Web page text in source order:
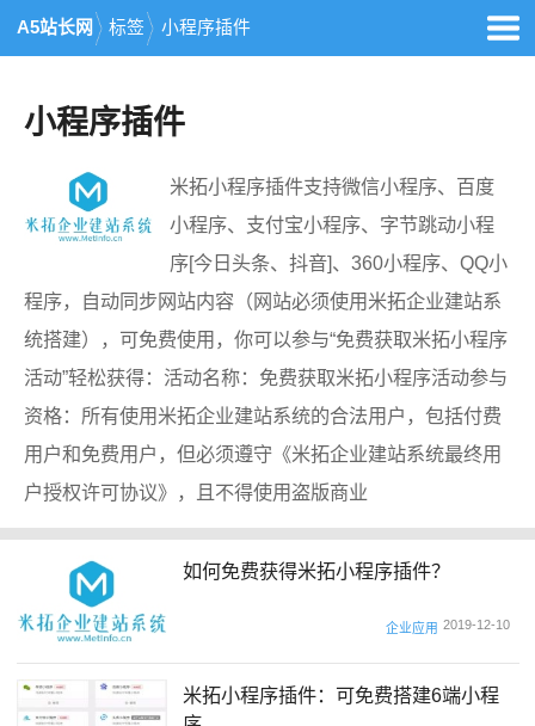
A5站长网 标签 小程序插件
小程序插件
米拓小程序插件支持微信小程序、百度
小程序、支付宝小程序、字节跳动小程
序[今日头条、抖音]、360小程序、QQ小
程序，自动同步网站内容（网站必须使用米拓企业建站系
统搭建），可免费使用，你可以参与“免费获取米拓小程序
活动”轻松获得：活动名称：免费获取米拓小程序活动参与
资格：所有使用米拓企业建站系统的合法用户，包括付费
用户和免费用户，但必须遵守《米拓企业建站系统最终用
户授权许可协议》，且不得使用盗版商业
如何免费获得米拓小程序插件？
企业应用 2019-12-10
米拓小程序插件：可免费搭建6端小程